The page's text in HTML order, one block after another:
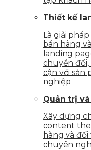
Thiết kế
Là giải
bán hàng
landing
chuyển
cận với sản
nghiệp
Quản trị
Xây dựng
content
hàng và
chuyên